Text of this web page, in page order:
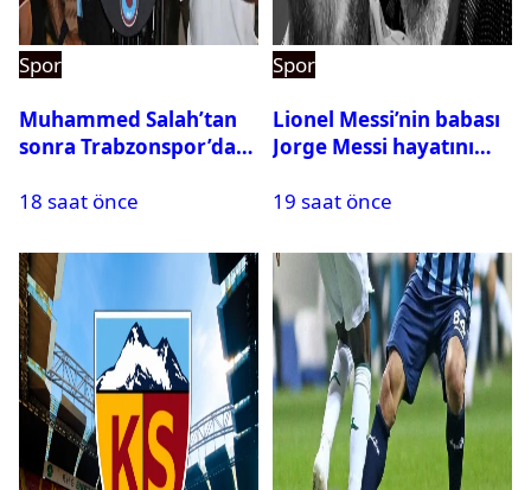
Spor
Muhammed Salah’tan
sonra Trabzonspor’dan
18 saat önce
Spor
Lionel Messi’nin babası
Jorge Messi hayatını
19 saat önce